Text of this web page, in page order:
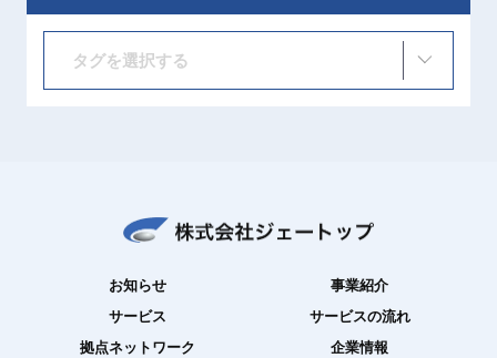
タグを選択する
お知らせ
事業紹介
サービス
サービスの流れ
拠点ネットワーク
企業情報